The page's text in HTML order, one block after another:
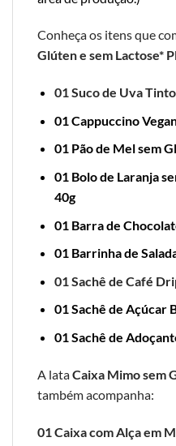
Conheça os itens que
Glúten e sem Lactose*
01 Suco de Uva
01 Cappuccino
01 Pão de Mel sem
01 Bolo de Laranja
40g
01 Barra de
01 Barrinha de
01 Sachê de Café
01 Sachê de Açúcar
01 Sachê de
A lataCaixa Mimo sem
também acompanha:
01 Caixa com Alça em